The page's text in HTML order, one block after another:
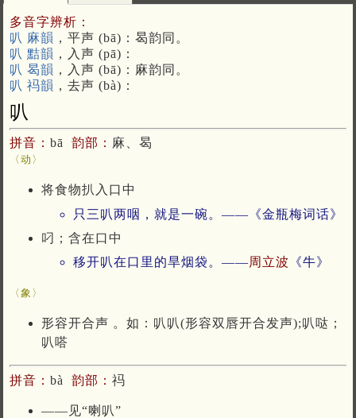
多音字辨析：
叭 麻韻 ，平声 (bā)：曷韵同。
叭 黠韻 ，入声 (pā)：
叭 曷韻 ，入声 (bā)：麻韵同。
叭 祃韻 ，去声 (bà)：
叭
拼音： bā 韵部： 麻、曷
〈动〉
将食物扒入口中
只三叭两咽，就是一碗。——《金瓶梅词话》
叼；含在口中
移开叭在口里的旱烟袋。——周立波 《牛》
〈象〉
形容开合声 。如：叭叭(形容双唇开合发声);叭哒；
叭嗒
拼音： bà 韵部： 祃
——见“喇叭”